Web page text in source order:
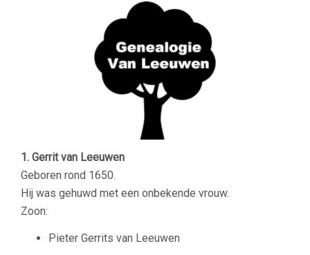
1. Gerrit van Leeuwen
Geboren rond 1650.
Hij was gehuwd met een onbekende vrouw.
Zoon:
Pieter Gerrits van Leeuwen